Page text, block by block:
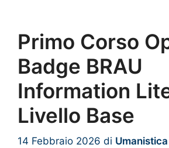
Primo Corso
Badge BRAU
Information
Livello Base
14 Febbraio 2026 di Umanistica